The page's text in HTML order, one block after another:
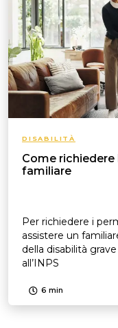
DISABILITÀ
Come richiedere
familiare
Per richiedere i
assistere un
della disabilità
all’INPS
6 min